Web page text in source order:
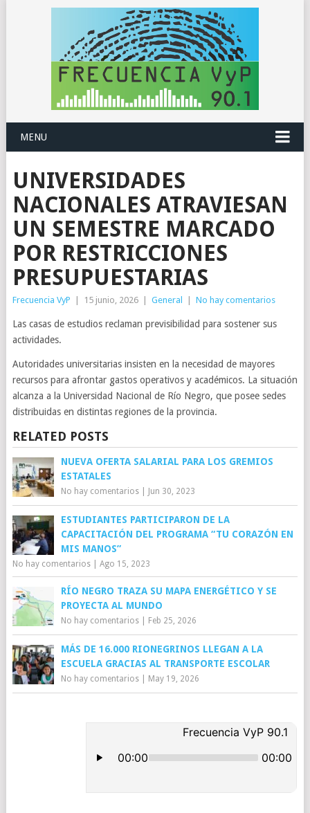
MENU
UNIVERSIDADES
NACIONALES ATRAVIESAN
UN SEMESTRE MARCADO
POR RESTRICCIONES
PRESUPUESTARIAS
Frecuencia VyP 15 junio, 2026 General No hay comentarios
Las casas de estudios reclaman previsibilidad para sostener sus
actividades.
Autoridades universitarias insisten en la necesidad de mayores
recursos para afrontar gastos operativos y académicos. La situación
alcanza a la Universidad Nacional de Río Negro, que posee sedes
distribuidas en distintas regiones de la provincia.
RELATED POSTS
NUEVA OFERTA SALARIAL PARA LOS GREMIOS
ESTATALES
No hay comentarios| Jun 30, 2023
ESTUDIANTES PARTICIPARON DE LA
CAPACITACIÓN DEL PROGRAMA “TU CORAZÓN EN
MIS MANOS”
No hay comentarios| Ago 15, 2023
RÍO NEGRO TRAZA SU MAPA ENERGÉTICO Y SE
PROYECTA AL MUNDO
No hay comentarios| Feb 25, 2026
MÁS DE 16.000 RIONEGRINOS LLEGAN A LA
ESCUELA GRACIAS AL TRANSPORTE ESCOLAR
No hay comentarios| May 19, 2026